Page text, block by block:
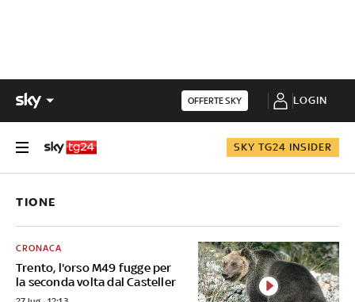
OFFERTE SKY LOGIN
SKY TG24 INSIDER
TIONE
Trento, l'orso M49 fugge per
la seconda volta dal Casteller
CRONACA